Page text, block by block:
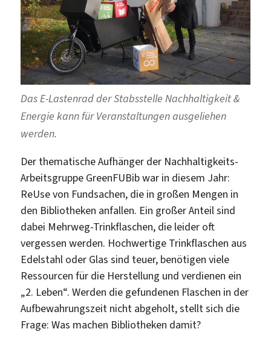
Das E-Lastenrad der Stabsstelle Nachhaltigkeit &
Energie kann für Veranstaltungen ausgeliehen
werden.
Der thematische Aufhänger der Nachhaltigkeits-
Arbeitsgruppe GreenFUBib war in diesem Jahr:
ReUse von Fundsachen, die in großen Mengen in
den Bibliotheken anfallen. Ein großer Anteil sind
dabei Mehrweg-Trinkflaschen, die leider oft
vergessen werden. Hochwertige Trinkflaschen aus
Edelstahl oder Glas sind teuer, benötigen viele
Ressourcen für die Herstellung und verdienen ein
„2. Leben“. Werden die gefundenen Flaschen in der
Aufbewahrungszeit nicht abgeholt, stellt sich die
Frage: Was machen Bibliotheken damit?